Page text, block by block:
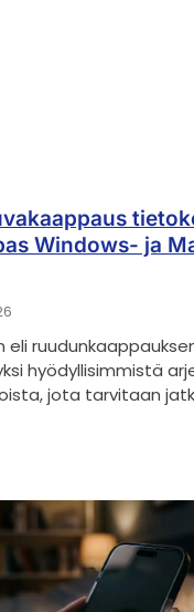
Windows- ja
eli
hyödyllisimmistä
jota tarvitaan